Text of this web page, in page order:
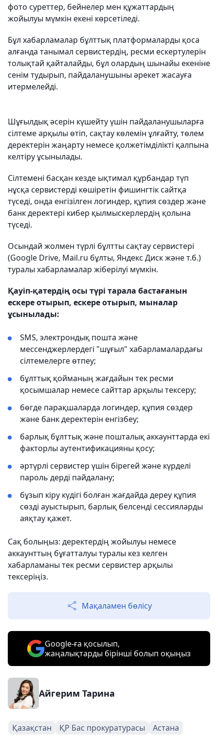
фото суреттер, бейнелер мен құжаттардың
жойылуы мүмкін екені көрсетіледі.
Бұл хабарламалар бұлттық платформаларды қоса
алғанда танымал сервистердің, ресми ескертулерін
толықтай қайталайды, бұл олардың шынайы екеніне
сенім тудырып, пайдаланушыны әрекет жасауға
итермелейді.
Шұғылдық әсерін күшейту үшін пайдаланушыларға
сілтеме арқылы өтіп, сақтау көлемін ұлғайту, төлем
деректерін жаңарту немесе қолжетімділікті қалпына
келтіру ұсынылады.
Сілтемені басқан кезде ықтимал құрбандар түп
нұсқа сервистерді көшіретін фишингтік сайтқа
түседі, онда енгізілген логиндер, құпия сөздер және
банк деректері кибер қылмыскерлердің қолына
түседі.
Осындай жолмен түрлі бұлтты сақтау сервистері
(Google Drive, Mail.ru бұлты, Яндекс Диск және т.б.)
туралы хабарламалар жіберілуі мүмкін.
Қауіп-қатердің осы түрі тарала бастағанын
ескере отырып, ескере отырып, мыналар
ұсынылады:
SMS, электрондық пошта және
мессенджерлердегі "шұғыл" хабарламалардағы
сілтемелерге өтпеу;
бұлттық қойманың жағдайын тек ресми
қосымшалар немесе сайттар арқылы тексеру;
бөгде парақшаларда логиндер, құпия сөздер
және банк деректерін енгізбеу;
барлық бұлттық және пошталық аккаунттарда екі
факторлы аутентификацияны қосу;
әртүрлі сервистер үшін бірегей және күрделі
пароль дерді пайдалану;
бұзып кіру күдігі болған жағдайда дереу құпия
сөзді ауыстырып, барлық белсенді сессияларды
аяқтау қажет.
Сақ болыңыз: деректердің жойылуы немесе
аккаунттың бұғатталуы туралы кез келген
хабарламаны тек ресми сервистер арқылы
тексеріңіз.
Мақаламен бөлісу
Google-ға қосылып,
жаңалықтарды бірінші болып оқыңыз
Айгерим Тарина
Қазақстан ҚР Бас прокуратурасы Астана